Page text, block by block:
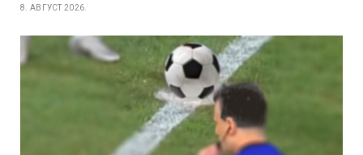
8. АВГУСТ 2026.